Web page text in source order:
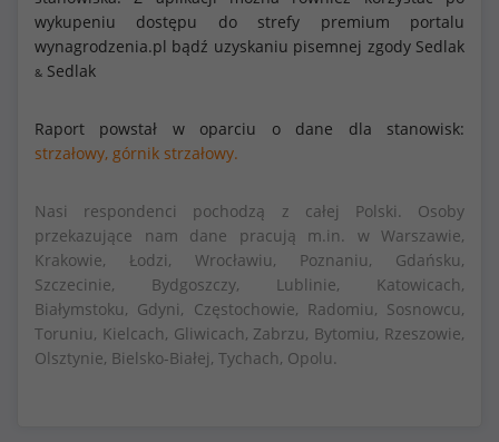
wykupeniu dostępu do strefy premium portalu
wynagrodzenia.pl bądź uzyskaniu pisemnej zgody Sedlak
& Sedlak
Raport powstał w oparciu o dane dla stanowisk:
strzałowy, górnik strzałowy.
Nasi respondenci pochodzą z całej Polski. Osoby
przekazujące nam dane pracują m.in. w Warszawie,
Krakowie, Łodzi, Wrocławiu, Poznaniu, Gdańsku,
Szczecinie, Bydgoszczy, Lublinie, Katowicach,
Białymstoku, Gdyni, Częstochowie, Radomiu, Sosnowcu,
Toruniu, Kielcach, Gliwicach, Zabrzu, Bytomiu, Rzeszowie,
Olsztynie, Bielsko-Białej, Tychach, Opolu.